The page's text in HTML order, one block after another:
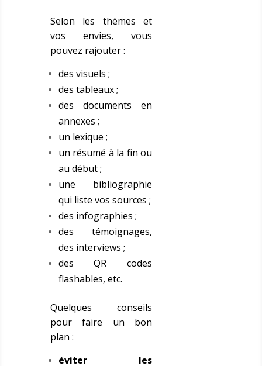
Selon les thèmes et
vos envies, vous
pouvez rajouter :
des visuels ;
des tableaux ;
des documents en
annexes ;
un lexique ;
un résumé à la fin ou
au début ;
une bibliographie
qui liste vos sources ;
des infographies ;
des témoignages,
des interviews ;
des QR codes
flashables, etc.
Quelques conseils
pour faire un bon
plan :
éviter les